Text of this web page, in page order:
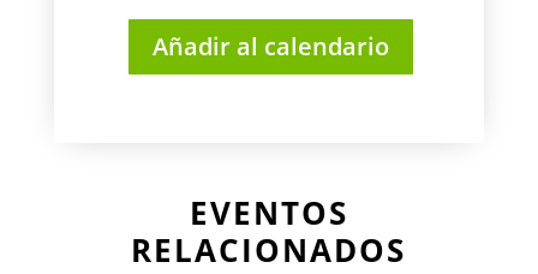
Añadir al calendario
EVENTOS
RELACIONADOS